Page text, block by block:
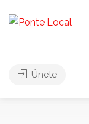
Únete